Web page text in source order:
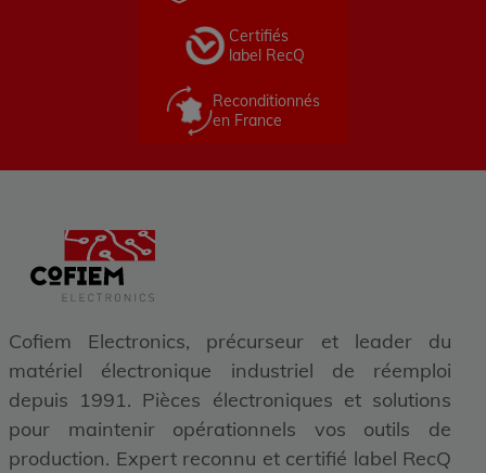
Certifiés
label RecQ
Reconditionnés
en France
Cofiem Electronics, précurseur et leader du
matériel électronique industriel de réemploi
depuis 1991. Pièces électroniques et solutions
pour maintenir opérationnels vos outils de
production. Expert reconnu et certifié label RecQ